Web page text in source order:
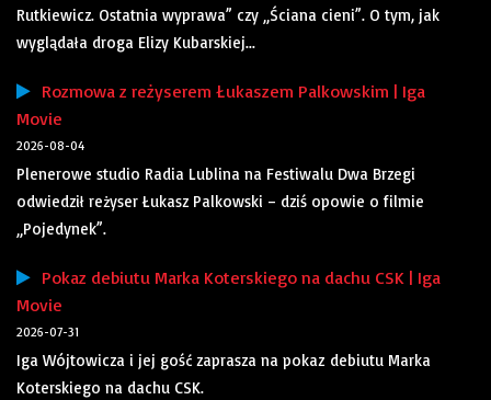
Rutkiewicz. Ostatnia wyprawa” czy „Ściana cieni”. O tym, jak
wyglądała droga Elizy Kubarskiej...
Rozmowa z reżyserem Łukaszem Palkowskim | Iga
Movie
2026-08-04
Plenerowe studio Radia Lublina na Festiwalu Dwa Brzegi
odwiedził reżyser Łukasz Palkowski – dziś opowie o filmie
„Pojedynek”.
Pokaz debiutu Marka Koterskiego na dachu CSK | Iga
Movie
2026-07-31
Iga Wójtowicza i jej gość zaprasza na pokaz debiutu Marka
Koterskiego na dachu CSK.